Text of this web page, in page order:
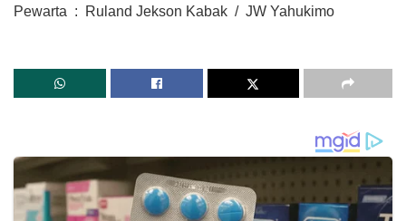
Pewarta : Ruland Jekson Kabak / JW Yahukimo